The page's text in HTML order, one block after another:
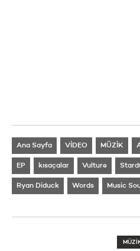
Ana Sayfa VİDEO MÜZİK
EP kısaçalar Vulture
Ryan Diduck Words Music